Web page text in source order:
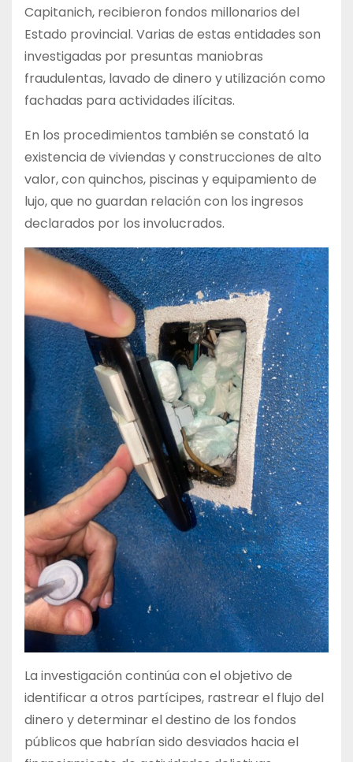
Capitanich, recibieron fondos millonarios del
Estado provincial. Varias de estas entidades son
investigadas por presuntas maniobras
fraudulentas, lavado de dinero y utilización como
fachadas para actividades ilícitas.
En los procedimientos también se constató la
existencia de viviendas y construcciones de alto
valor, con quinchos, piscinas y equipamiento de
lujo, que no guardan relación con los ingresos
declarados por los involucrados.
La investigación continúa con el objetivo de
identificar a otros partícipes, rastrear el flujo del
dinero y determinar el destino de los fondos
públicos que habrían sido desviados hacia el